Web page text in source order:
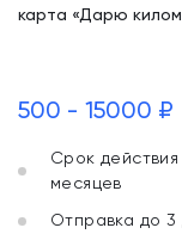
карта «Дарю
500 - 15000 ₽
Срок действия
месяцев
Отправка до 3